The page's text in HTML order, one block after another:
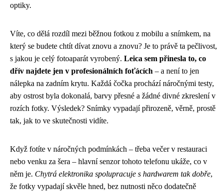
optiky.
Víte, co dělá rozdíl mezi běžnou fotkou z mobilu a snímkem, na
který se budete chtít dívat znovu a znovu? Je to právě ta pečlivost,
s jakou je celý fotoaparát vyrobený. Leica sem přinesla to, co
dřív najdete jen v profesionálních foťácích – a není to jen
nálepka na zadním krytu. Každá čočka prochází náročnými testy,
aby ostrost byla dokonalá, barvy přesné a žádné divné zkreslení v
rozích fotky. Výsledek? Snímky vypadají přirozeně, věrně, prostě
tak, jak to ve skutečnosti vidíte.
Když fotíte v náročných podmínkách – třeba večer v restauraci
nebo venku za šera – hlavní senzor tohoto telefonu ukáže, co v
něm je. Chytrá elektronika spolupracuje s hardwarem tak dobře,
že fotky vypadají skvěle hned, bez nutnosti něco dodatečně